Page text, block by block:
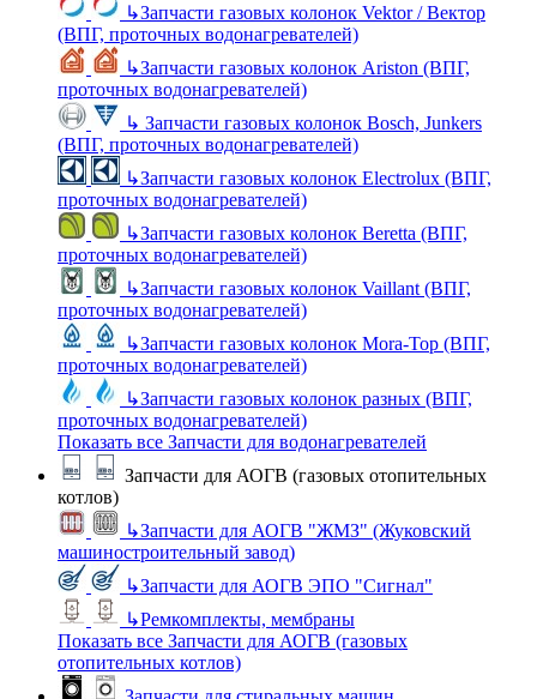
↳Запчасти газовых колонок Vektor / Вектор
(ВПГ, проточных водонагревателей)
↳Запчасти газовых колонок Ariston (ВПГ,
проточных водонагревателей)
↳ Запчасти газовых колонок Bosch, Junkers
(ВПГ, проточных водонагревателей)
↳Запчасти газовых колонок Electrolux (ВПГ,
проточных водонагревателей)
↳Запчасти газовых колонок Beretta (ВПГ,
проточных водонагревателей)
↳Запчасти газовых колонок Vaillant (ВПГ,
проточных водонагревателей)
↳Запчасти газовых колонок Mora-Top (ВПГ,
проточных водонагревателей)
↳Запчасти газовых колонок разных (ВПГ,
проточных водонагревателей)
Показать все Запчасти для водонагревателей
Запчасти для АОГВ (газовых отопительных
котлов)
↳Запчасти для АОГВ "ЖМЗ" (Жуковский
машиностроительный завод)
↳Запчасти для АОГВ ЭПО "Сигнал"
↳Ремкомплекты, мембраны
Показать все Запчасти для АОГВ (газовых
отопительных котлов)